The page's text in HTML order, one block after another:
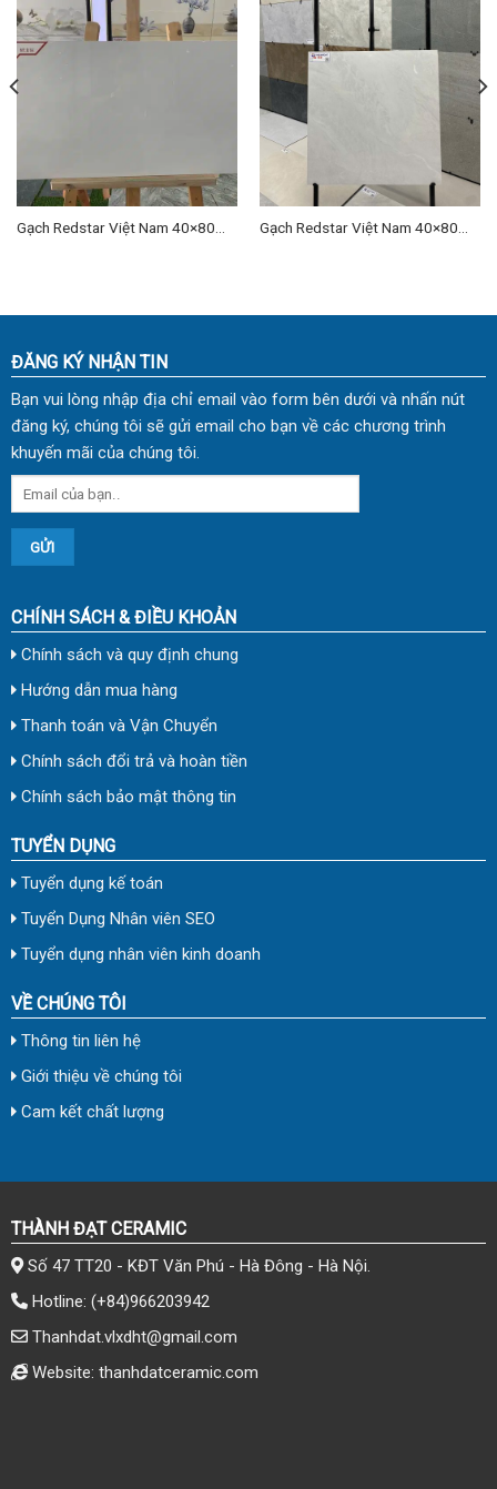
Gạch Redstar Việt Nam 40×80
Gạch Redstar Việt Nam 40×80
ĐĂNG KÝ NHẬN TIN
Bạn vui lòng nhập địa chỉ email vào form bên dưới và nhấn nút
đăng ký, chúng tôi sẽ gửi email cho bạn về các chương trình
khuyến mãi của chúng tôi.
CHÍNH SÁCH & ĐIỀU KHOẢN
Chính sách và quy định chung
Hướng dẫn mua hàng
Thanh toán và Vận Chuyển
Chính sách đổi trả và hoàn tiền
Chính sách bảo mật thông tin
TUYỂN DỤNG
Tuyển dụng kế toán
Tuyển Dụng Nhân viên SEO
Tuyển dụng nhân viên kinh doanh
VỀ CHÚNG TÔI
Thông tin liên hệ
Giới thiệu về chúng tôi
Cam kết chất lượng
THÀNH ĐẠT CERAMIC
Số 47 TT20 - KĐT Văn Phú - Hà Đông - Hà Nội.
Hotline: (+84)966203942
Thanhdat.vlxdht@gmail.com
Website: thanhdatceramic.com